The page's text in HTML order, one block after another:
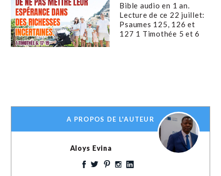
Bible audio en 1 an.
Lecture de ce 22 juillet:
Psaumes 125, 126 et
127 1 Timothée 5 et 6
A PROPOS DE L'AUTEUR
Aloys Evina